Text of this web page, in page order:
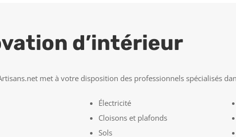
d’intérieur
met à votre disposition des professionnels spécialisés
Électricité
Cloisons et plafonds
Sols